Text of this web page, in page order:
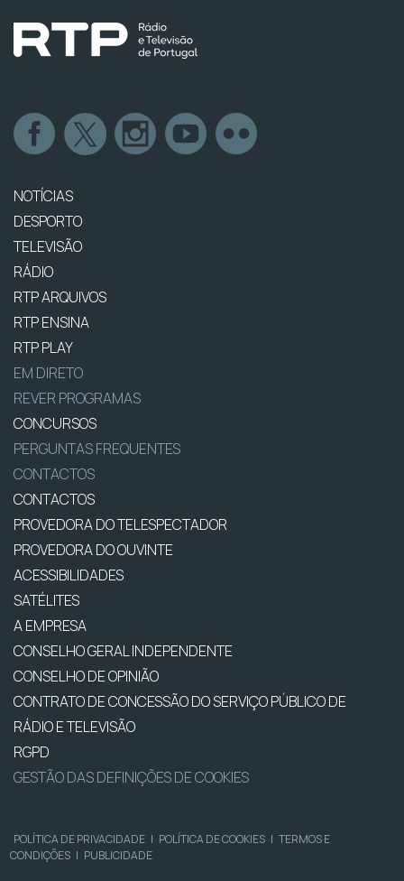
NOTÍCIAS
DESPORTO
TELEVISÃO
RÁDIO
RTP ARQUIVOS
RTP ENSINA
RTP PLAY
EM DIRETO
REVER PROGRAMAS
CONCURSOS
PERGUNTAS FREQUENTES
CONTACTOS
CONTACTOS
PROVEDORA DO TELESPECTADOR
PROVEDORA DO OUVINTE
ACESSIBILIDADES
SATÉLITES
A EMPRESA
CONSELHO GERAL INDEPENDENTE
CONSELHO DE OPINIÃO
CONTRATO DE CONCESSÃO DO SERVIÇO PÚBLICO DE
RÁDIO E TELEVISÃO
RGPD
GESTÃO DAS DEFINIÇÕES DE COOKIES
POLÍTICA DE PRIVACIDADE | POLÍTICA DE COOKIES | TERMOS E
CONDIÇÕES | PUBLICIDADE